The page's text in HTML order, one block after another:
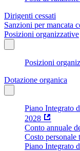
Dirigenti cessati
Sanzioni per mancata
Posizioni organizzative
Posizioni
Dotazione organica
Piano Integrato
2028
Conto annuale
Costo personale
Piano Integrato